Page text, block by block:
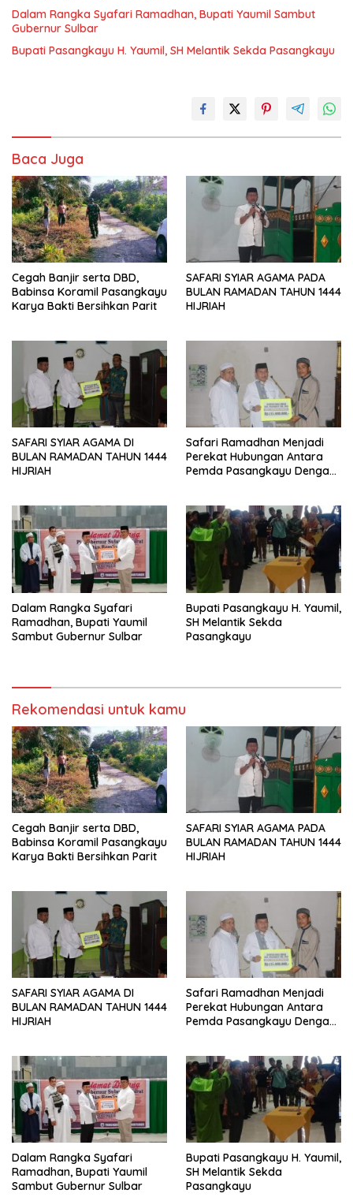
Dalam Rangka Syafari Ramadhan, Bupati Yaumil Sambut
Gubernur Sulbar
Bupati Pasangkayu H. Yaumil, SH Melantik Sekda Pasangkayu
Baca Juga
Cegah Banjir serta DBD,
Babinsa Koramil Pasangkayu
Karya Bakti Bersihkan Parit
SAFARI SYIAR AGAMA PADA
BULAN RAMADAN TAHUN 1444
HIJRIAH
SAFARI SYIAR AGAMA DI
BULAN RAMADAN TAHUN 1444
HIJRIAH
Safari Ramadhan Menjadi
Perekat Hubungan Antara
Pemda Pasangkayu Dengan
Dalam Rangka Syafari
Ramadhan, Bupati Yaumil
Sambut Gubernur Sulbar
Bupati Pasangkayu H. Yaumil,
SH Melantik Sekda
Pasangkayu
Rekomendasi untuk kamu
Cegah Banjir serta DBD,
Babinsa Koramil Pasangkayu
Karya Bakti Bersihkan Parit
SAFARI SYIAR AGAMA PADA
BULAN RAMADAN TAHUN 1444
HIJRIAH
SAFARI SYIAR AGAMA DI
BULAN RAMADAN TAHUN 1444
HIJRIAH
Safari Ramadhan Menjadi
Perekat Hubungan Antara
Pemda Pasangkayu Dengan
Dalam Rangka Syafari
Ramadhan, Bupati Yaumil
Sambut Gubernur Sulbar
Bupati Pasangkayu H. Yaumil,
SH Melantik Sekda
Pasangkayu